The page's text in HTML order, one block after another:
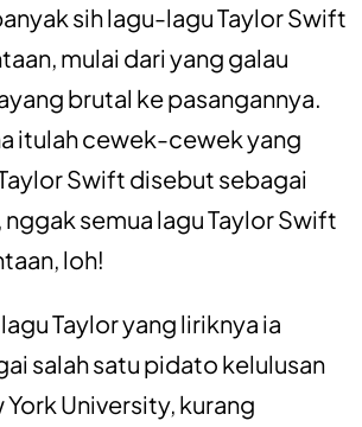
sih lagu-lagu Taylor Swift
mulai dari yang galau
brutal ke pasangannya.
itulah cewek-cewek yang
Swift disebut sebagai
semua lagu Taylor Swift
loh!
Taylor yang liriknya ia
salah satu pidato kelulusan
University, kurang